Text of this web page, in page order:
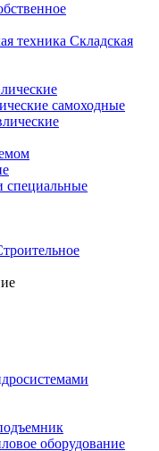
Складская
самоходные
специальные